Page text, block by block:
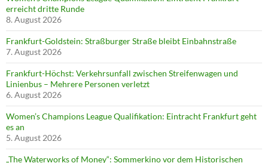
erreicht dritte Runde
8. August 2026
Frankfurt-Goldstein: Straßburger Straße bleibt Einbahnstraße
7. August 2026
Frankfurt-Höchst: Verkehrsunfall zwischen Streifenwagen und
Linienbus – Mehrere Personen verletzt
6. August 2026
Women’s Champions League Qualifikation: Eintracht Frankfurt geht
es an
5. August 2026
„The Waterworks of Money“: Sommerkino vor dem Historischen